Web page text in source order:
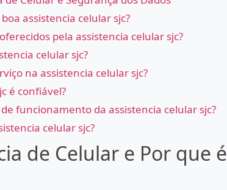
assistencia celular sjc?
pela assistencia celular sjc?
celular sjc?
na assistencia celular sjc?
é confiável?
funcionamento da assistencia celular sjc?
celular sjc?
de Celular e Por que é